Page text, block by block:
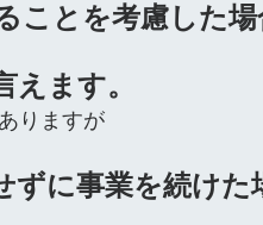
ことを考慮した場
ます。
りますが
に事業を続けた